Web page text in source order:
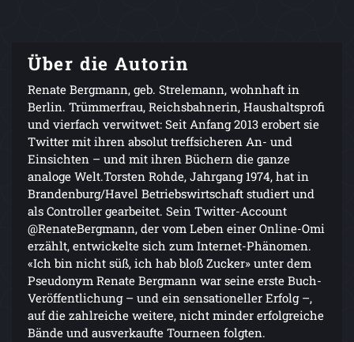
Über die Autorin
Renate Bergmann, geb. Strelemann, wohnhaft in
Berlin. Trümmerfrau, Reichsbahnerin, Haushaltsprofi
und vierfach verwitwet: Seit Anfang 2013 erobert sie
Twitter mit ihren absolut treffsicheren An- und
Einsichten – und mit ihren Büchern die ganze
analoge Welt.Torsten Rohde, Jahrgang 1974, hat in
Brandenburg/Havel Betriebswirtschaft studiert und
als Controller gearbeitet. Sein Twitter-Account
@RenateBergmann, der vom Leben einer Online-Omi
erzählt, entwickelte sich zum Internet-Phänomen.
«Ich bin nicht süß, ich hab bloß Zucker» unter dem
Pseudonym Renate Bergmann war seine erste Buch-
Veröffentlichung – und ein sensationeller Erfolg –,
auf die zahlreiche weitere, nicht minder erfolgreiche
Bände und ausverkaufte Tourneen folgten.